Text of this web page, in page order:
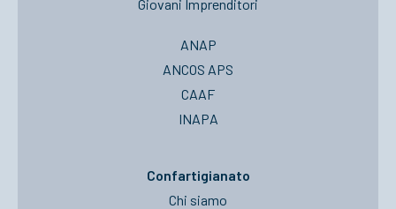
Giovani Imprenditori
ANAP
ANCOS APS
CAAF
INAPA
Confartigianato
Chi siamo